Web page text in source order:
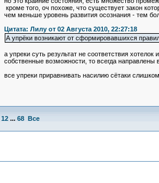
кроме того, оч похоже, что существует закон
чем меньше уровень развития осознания - тем
Цитата: Лилу от 02 Августа 2010, 22:27:18
А упрёки возникают от сформировавшихся
а упреки суть результат не соответствия
собственные возможности, то всегда направлены
все упреки приравнивать насилию сётаки
12 ... 68 Все